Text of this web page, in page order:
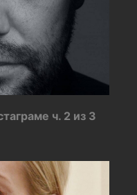
ч. 2 из 3